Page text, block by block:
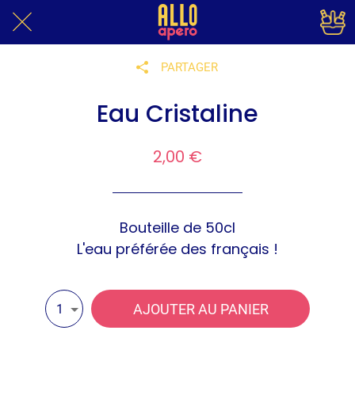
PARTAGER
Eau Cristaline
2,00 €
Bouteille de 50cl
L'eau préférée des français !
1 AJOUTER AU PANIER